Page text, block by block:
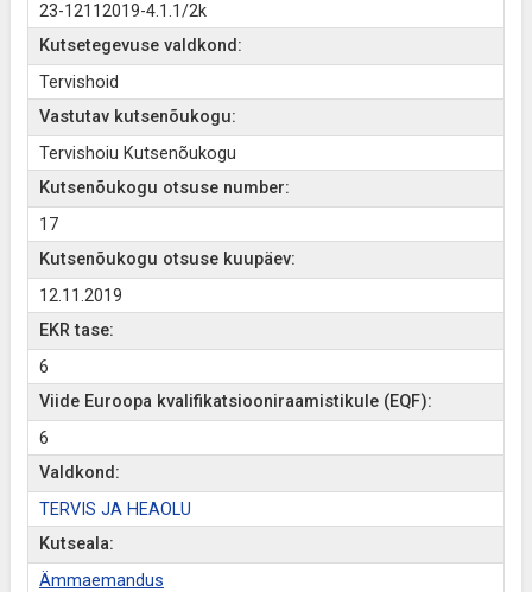
23-12112019-4.1.1/2k
Kutsetegevuse valdkond:
Tervishoid
Vastutav kutsenõukogu:
Tervishoiu Kutsenõukogu
Kutsenõukogu otsuse number:
17
Kutsenõukogu otsuse kuupäev:
12.11.2019
EKR tase:
6
Viide Euroopa kvalifikatsiooniraamistikule (EQF):
6
Valdkond:
TERVIS JA HEAOLU
Kutseala:
Ämmaemandus